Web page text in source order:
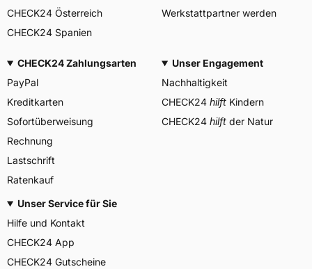
contact@tc.michelin.eu
CHECK24 Österreich
CHECK24 Spanien
Werkstattpartner werden
CHECK24 Zahlungsarten
PayPal
Kreditkarten
Sofortüberweisung
Rechnung
Lastschrift
Ratenkauf
Unser Engagement
Nachhaltigkeit
CHECK24 hilft Kindern
CHECK24 hilft der Natur
Unser Service für Sie
Hilfe und Kontakt
CHECK24 App
CHECK24 Gutscheine